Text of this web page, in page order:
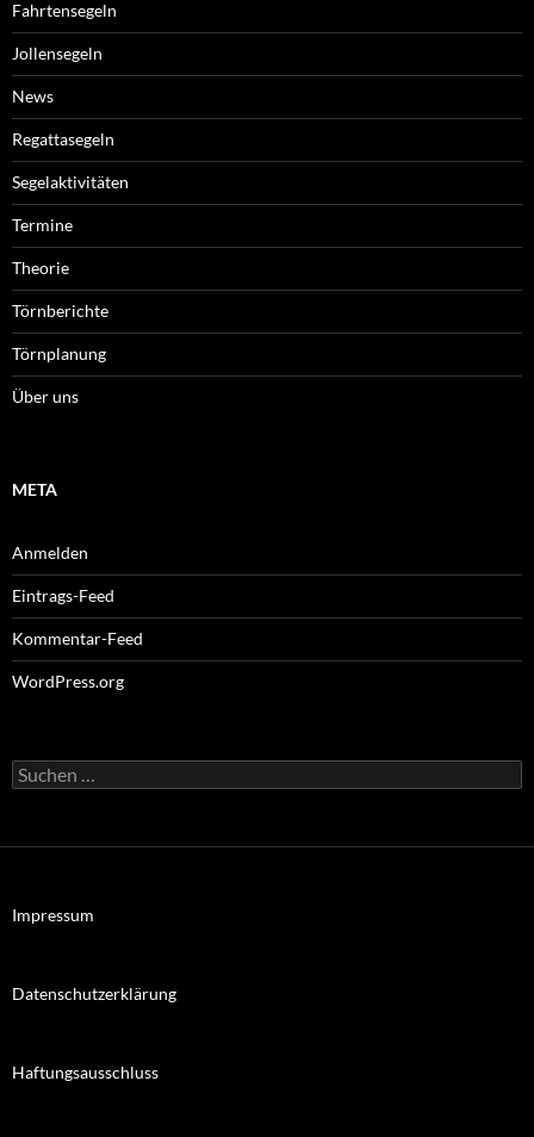
Fahrtensegeln
Jollensegeln
News
Regattasegeln
Segelaktivitäten
Termine
Theorie
Törnberichte
Törnplanung
Über uns
META
Anmelden
Eintrags-Feed
Kommentar-Feed
WordPress.org
Suchen
nach:
Impressum
Datenschutzerklärung
Haftungsausschluss